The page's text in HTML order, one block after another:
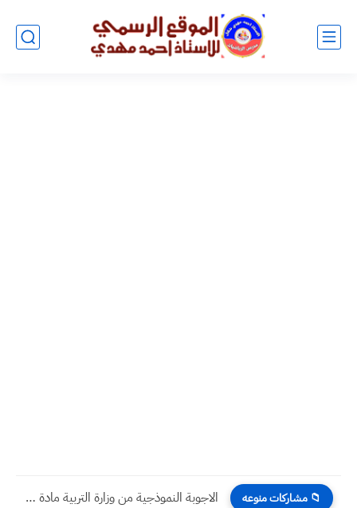
📁 مشاركات منوعه الاجوبة النموذجية من وزارة التربية مادة الرياضيات ثالث متوسط 2026...